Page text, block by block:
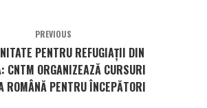
PREVIOUS
PENTRU REFUGIAȚII DIN
CNTM ORGANIZEAZĂ CURSURI
ROMÂNĂ PENTRU ÎNCEPĂTORI